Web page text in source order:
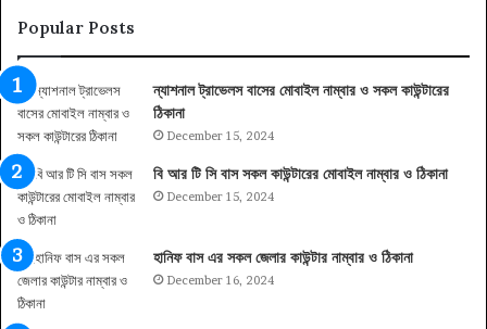
Popular Posts
ন্যাশনাল ট্রাভেলস বাসের মোবাইল নাম্বার ও সকল কাউন্টারের
ঠিকানা
December 15, 2024
বি আর টি সি বাস সকল কাউন্টারের মোবাইল নাম্বার ও ঠিকানা
December 15, 2024
হানিফ বাস এর সকল জেলার কাউন্টার নাম্বার ও ঠিকানা
December 16, 2024